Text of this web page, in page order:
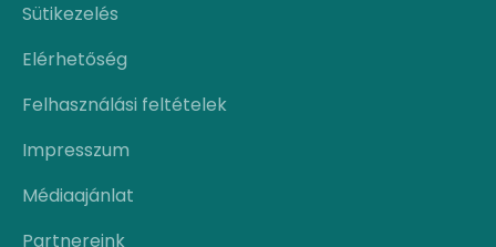
Sütikezelés
Elérhetőség
Felhasználási feltételek
Impresszum
Médiaajánlat
Partnereink